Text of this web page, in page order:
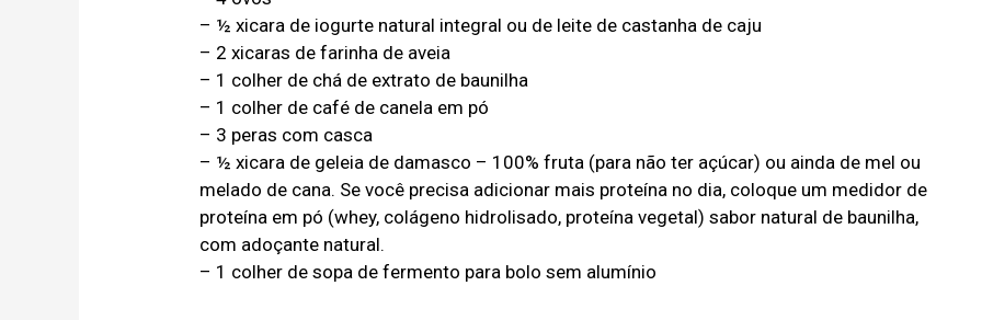
– ½ xicara de iogurte natural integral ou de leite de castanha de caju
– 2 xicaras de farinha de aveia
– 1 colher de chá de extrato de baunilha
– 1 colher de café de canela em pó
– 3 peras com casca
– ½ xicara de geleia de damasco – 100% fruta (para não ter açúcar) ou ainda de mel ou
melado de cana. Se você precisa adicionar mais proteína no dia, coloque um medidor de
proteína em pó (whey, colágeno hidrolisado, proteína vegetal) sabor natural de baunilha,
com adoçante natural.
– 1 colher de sopa de fermento para bolo sem alumínio